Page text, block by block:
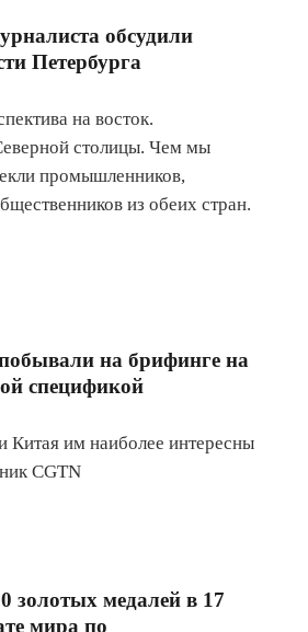
обсудили
Петербурга
на восток.
столицы. Чем мы
промышленников,
из обеих стран.
на брифинге на
спецификой
Китая им наиболее интересны
CGTN
золотых медалей в 17
мира по